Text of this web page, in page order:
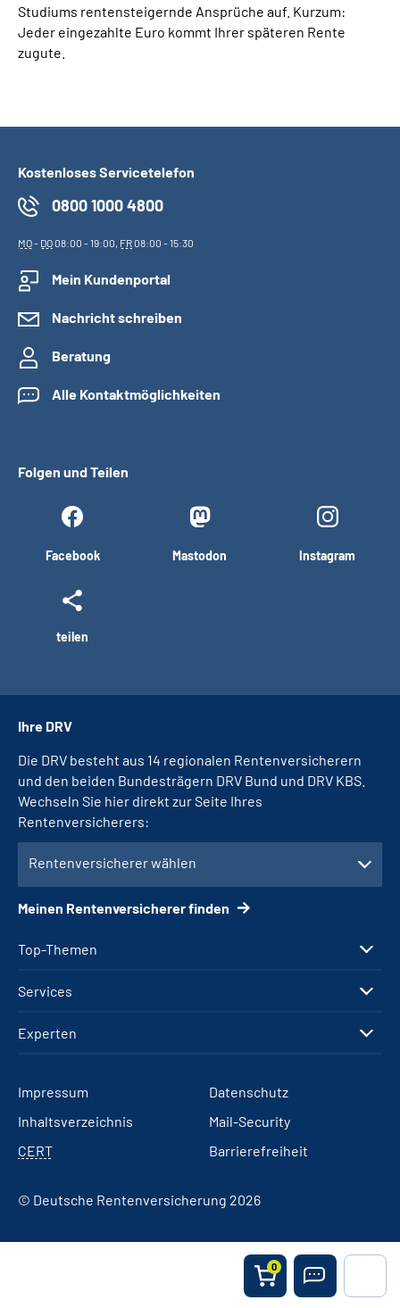
Studiums rentensteigernde Ansprüche auf. Kurzum:
Jeder eingezahlte Euro kommt Ihrer späteren Rente
zugute.
0
Kostenloses Servicetelefon
0800 1000 4800
MO- DO08:00 - 19:00, FR08:00 - 15:30
Mein Kundenportal
Nachricht schreiben
Beratung
Alle Kontaktmöglichkeiten
Folgen und Teilen
Facebook Mastodon Instagram
teilen
Top-Themen
Services
Experten
Ihre DRV
Die DRV besteht aus 14 regionalen Rentenversicherern
und den beiden Bundesträgern DRV Bund und DRV KBS.
Wechseln Sie hier direkt zur Seite Ihres
Rentenversicherers:
Rentenversicherer wählen
Meinen Rentenversicherer finden
Impressum
Datenschutz
Inhaltsverzeichnis
Mail-Security
CERT
Barrierefreiheit
© Deutsche Rentenversicherung 2026